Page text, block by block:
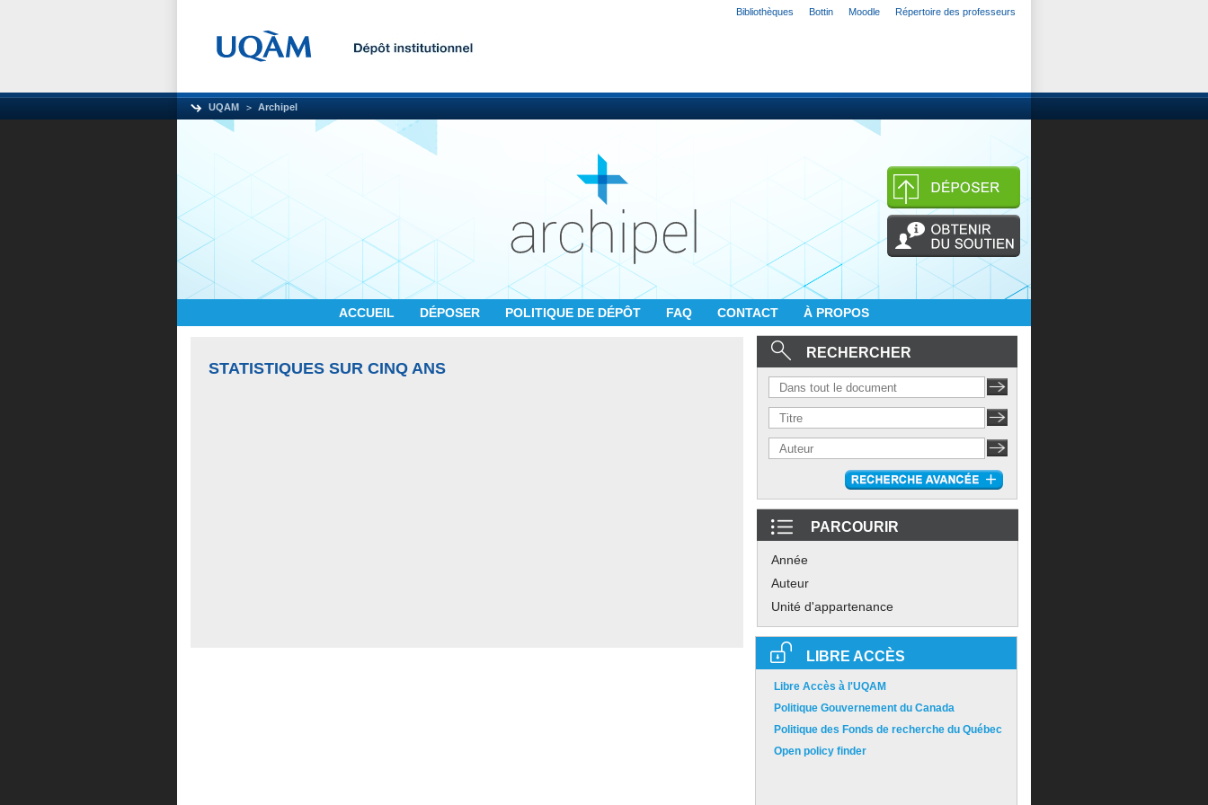
Bibliothèques Bottin Moodle Répertoire des professeurs
UQAM Archipel
ACCUEIL DÉPOSER POLITIQUE DE DÉPÔT FAQ CONTACT À PROPOS
STATISTIQUES SUR CINQ ANS
RECHERCHER
PARCOURIR
Année
Auteur
Unité d'appartenance
LIBRE ACCÈS
Libre Accès à l'UQAM
Politique Gouvernement du Canada
Politique des Fonds de recherche du Québec
Open policy finder